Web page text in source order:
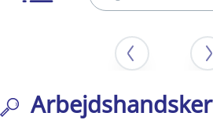
Arbejdshandsker